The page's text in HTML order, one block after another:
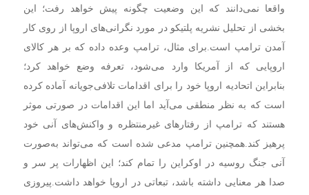
واقعا نمی‌دانند که این وضعیت چگونه پیش خواهد رفت؛ این
بخشی از تحلیل نشریه پلتیکو در مورد نگرانی‌های اروپا از روی کار
آمدن ترامپ است.برای مثال، ترامپ وعده داده که بر هر کالای
اروپایی که از آمریکا وارد می‌شود، تعرفه وضع خواهد کرد؛
بنابراین اتحادیه اروپا خود را برای اقدامات تلافی‌جویانه آماده کرده
است که به نظر منطقی می‌آید اما این اقدامات در صورتی موثر
هستند که ترامپ از رفتارهای غیرمنتظره و واکنش‌های آنی خود
پرهیز کند.همچنین ترامپ مدعی شده است که می‌تواند به‌صورت
آنی جنگ روسیه در اوکراین را تمام کند؛ این اظهارات پر سر و
صدا هر معنایی داشته باشد، تبعاتی در اروپا خواهد داشت.پیروزی